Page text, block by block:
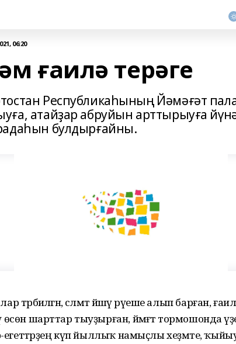
06:20
ғаилә терәге
Республикаһының Йәмәғәт
атайҙар абруйын арттырыуға
булдырғайны.
тәрбиәләгән, сәләмәт йәшәү рәүеше алып барған,
өсөн шарттар тыуҙырған, йәмәғәт тормошонда
егеттәрҙең күп йыллыҡ намыҫлы хеҙмәте,